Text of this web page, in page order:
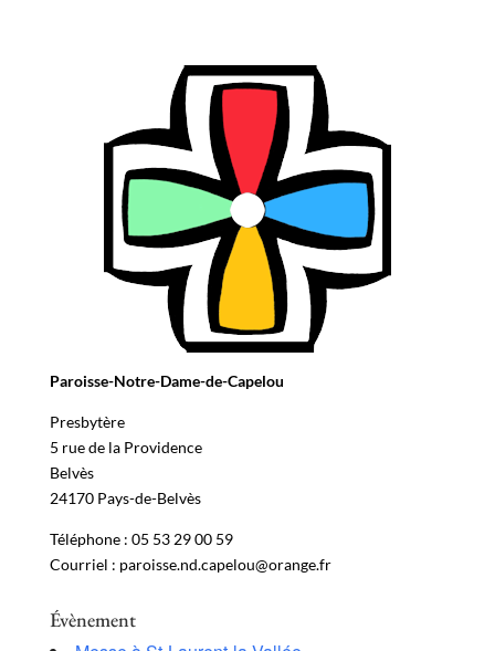
Paroisse-Notre-Dame-de-Capelou
Presbytère
5 rue de la Providence
Belvès
24170 Pays-de-Belvès
Téléphone : 05 53 29 00 59
Courriel : paroisse.nd.capelou@orange.fr
Évènement